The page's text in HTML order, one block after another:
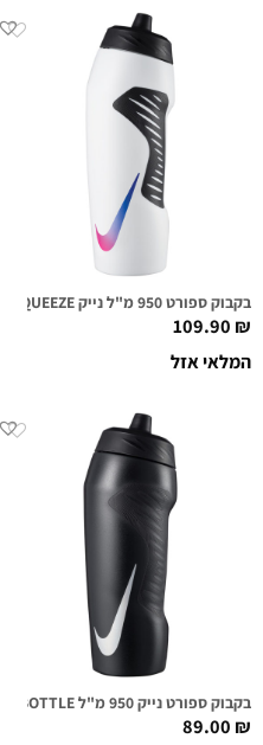
בקבוק ספורט 950 מ"ל נייק HYPERFUEL SQUEEZE לבן/לוגו היפר
109.90₪
המלאי אזל
בקבוק ספורט נייק 950 מ"ל HYPERFUEL WATER BOTTLE שחור/לוגו מטלי
89.00₪